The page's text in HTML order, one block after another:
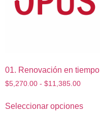
01. Renovación en tiempo
$5,270.00 - $11,385.00
Seleccionar opciones